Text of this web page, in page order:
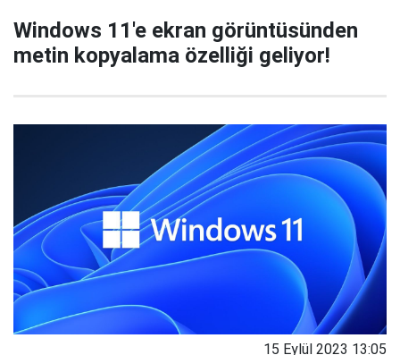
Windows 11'e ekran görüntüsünden
metin kopyalama özelliği geliyor!
15 Eylül 2023 13:05